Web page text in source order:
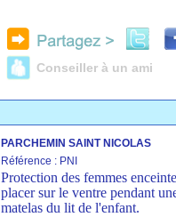
Conseiller à un ami
PARCHEMIN SAINT NICOLAS
Référence : PNI
Protection des femmes
placer sur le ventre pendant
matelas du lit de l'enfant.